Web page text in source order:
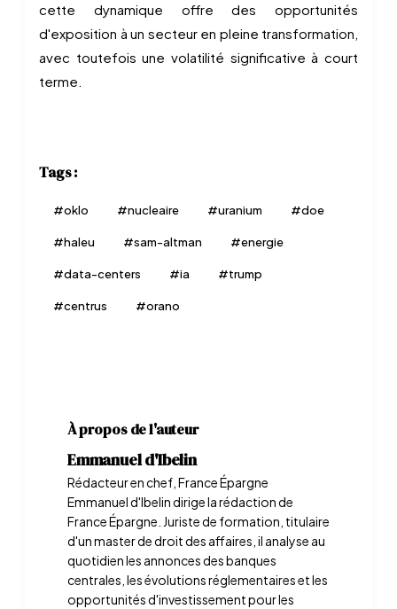
cette dynamique offre des opportunités
d'exposition à un secteur en pleine transformation,
avec toutefois une volatilité significative à court
terme.
Tags :
#oklo #nucleaire #uranium #doe
#haleu #sam-altman #energie
#data-centers #ia #trump
#centrus #orano
À propos de l'auteur
Emmanuel d'Ibelin
Rédacteur en chef, France Épargne
Emmanuel d'Ibelin dirige la rédaction de
France Épargne. Juriste de formation, titulaire
d'un master de droit des affaires, il analyse au
quotidien les annonces des banques
centrales, les évolutions réglementaires et les
opportunités d'investissement pour les